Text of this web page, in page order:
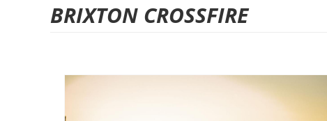
BRIXTON CROSSFIRE